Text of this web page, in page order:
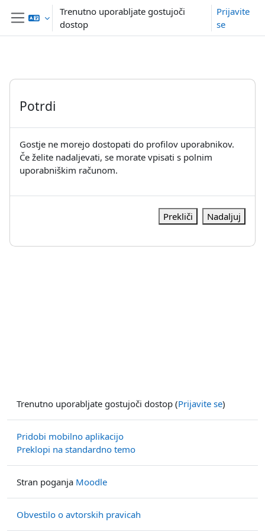
Preskoči na glavno vsebino
Stransko polje
Trenutno uporabljate gostujoči
dostop
Prijavite
se
Potrdi
Gostje ne morejo dostopati do profilov uporabnikov.
Če želite nadaljevati, se morate vpisati s polnim
uporabniškim računom.
Prekliči Nadaljuj
Trenutno uporabljate gostujoči dostop (Prijavite se)
Pridobi mobilno aplikacijo
Preklopi na standardno temo
Stran poganja Moodle
Obvestilo o avtorskih pravicah